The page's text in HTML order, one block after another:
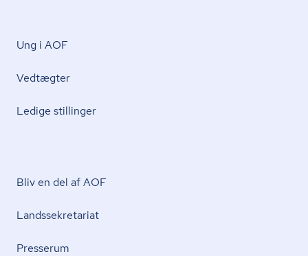
Ung i AOF
Vedtægter
Ledige stillinger
Bliv en del af AOF
Lands­se­kre­ta­ri­at
Presserum